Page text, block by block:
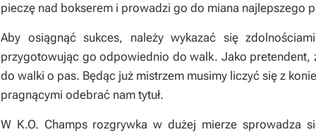
pieczę nad bokserem i prowadzi go do miana najlepszego
Aby osiągnąć sukces, należy wykazać się
przygotowując go odpowiednio do walk. Jako pretendent,
do walki o pas. Będąc już mistrzem musimy liczyć się z
pragnącymi odebrać nam tytuł.
W K.O. Champs rozgrywka w dużej mierze sprowadza